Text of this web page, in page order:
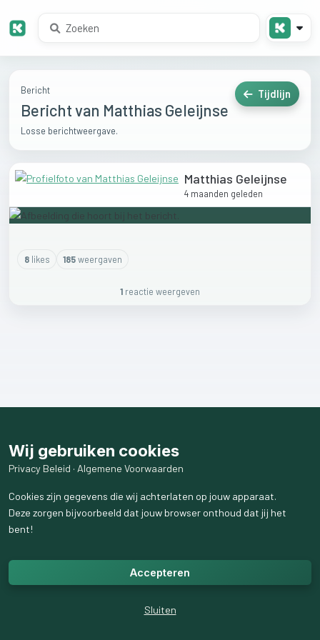
Bericht
Bericht van Matthias Geleijnse
Losse berichtweergave.
Tijdlijn
Matthias Geleijnse
4 maanden geleden
8likes 185weergaven
1 reactie weergeven
Wij gebruiken cookies
Privacy Beleid · Algemene Voorwaarden
Cookies zijn gegevens die wij achterlaten op jouw apparaat.
Deze zorgen bijvoorbeeld dat jouw browser onthoud dat jij het
bent!
Accepteren
Sluiten